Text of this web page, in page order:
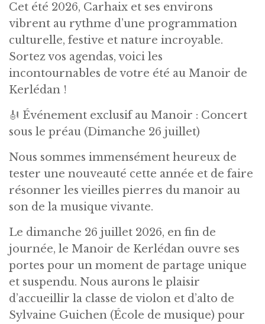
Cet été 2026, Carhaix et ses environs
vibrent au rythme d’une programmation
culturelle, festive et nature incroyable.
Sortez vos agendas, voici les
incontournables de votre été au Manoir de
Kerlédan !
🎻 Événement exclusif au Manoir : Concert
sous le préau (Dimanche 26 juillet)
Nous sommes immensément heureux de
tester une nouveauté cette année et de faire
résonner les vieilles pierres du manoir au
son de la musique vivante.
Le dimanche 26 juillet 2026, en fin de
journée, le Manoir de Kerlédan ouvre ses
portes pour un moment de partage unique
et suspendu. Nous aurons le plaisir
d’accueillir la classe de violon et d’alto de
Sylvaine Guichen (École de musique) pour